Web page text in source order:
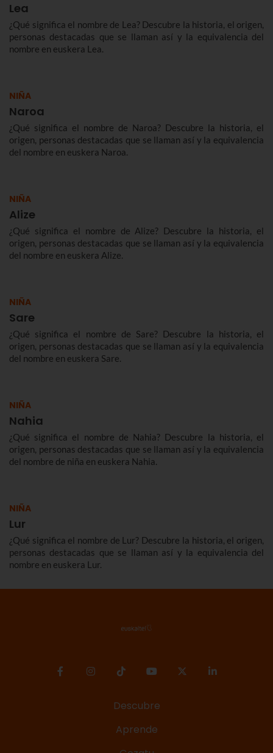
Lea
¿Qué significa el nombre de Lea? Descubre la historia, el origen,
personas destacadas que se llaman así y la equivalencia del
nombre en euskera Lea.
NIÑA
Naroa
¿Qué significa el nombre de Naroa? Descubre la historia, el
origen, personas destacadas que se llaman así y la equivalencia
del nombre en euskera Naroa.
NIÑA
Alize
¿Qué significa el nombre de Alize? Descubre la historia, el
origen, personas destacadas que se llaman así y la equivalencia
del nombre en euskera Alize.
NIÑA
Sare
¿Qué significa el nombre de Sare? Descubre la historia, el
origen, personas destacadas que se llaman así y la equivalencia
del nombre en euskera Sare.
NIÑA
Nahia
¿Qué significa el nombre de Nahia? Descubre la historia, el
origen, personas destacadas que se llaman así y la equivalencia
del nombre de niña en euskera Nahia.
NIÑA
Lur
¿Qué significa el nombre de Lur? Descubre la historia, el origen,
personas destacadas que se llaman así y la equivalencia del
nombre en euskera Lur.
Descubre
Aprende